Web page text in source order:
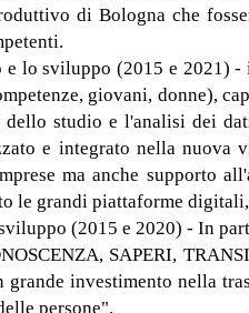
di Bologna che
lo sviluppo (2015 e 2021)
giovani, donne),
studio e l'analisi dei
e integrato nella
ma anche supporto
le grandi piattaforme
(2015 e 2020) - In
SAPERI,
investimento nella
persone".